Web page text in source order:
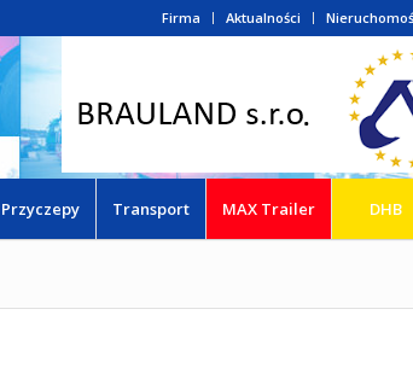
Firma Aktualności
Przyczepy Transport MAX Trailer DHB